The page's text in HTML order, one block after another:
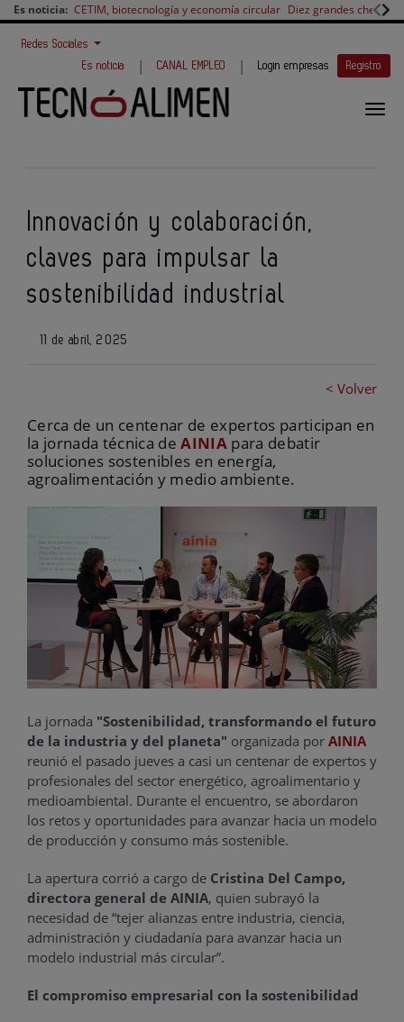
Es noticia: CETIM, biotecnología y economía circular Diez grandes chefs
Redes Sociales
Es noticia
| CANAL EMPLEO | Login empresas Registro
Innovación y colaboración,
claves para impulsar la
sostenibilidad industrial
11 de abril, 2025
< Volver
Cerca de un centenar de expertos participan en
la jornada técnica deAINIA para debatir
soluciones sostenibles en energía,
agroalimentación y medio ambiente.
La jornada "Sostenibilidad, transformando el futuro
de la industria y del planeta" organizada por AINIA
reunió el pasado jueves a casi un centenar de expertos y
profesionales del sector energético, agroalimentario y
medioambiental. Durante el encuentro, se abordaron
los retos y oportunidades para avanzar hacia un modelo
de producción y consumo más sostenible.
La apertura corrió a cargo de Cristina Del Campo,
directora general de AINIA, quien subrayó la
necesidad de “tejer alianzas entre industria, ciencia,
administración y ciudadanía para avanzar hacia un
modelo industrial más circular”.
El compromiso empresarial con la sostenibilidad